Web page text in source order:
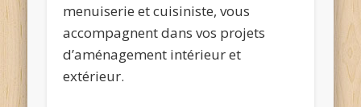
menuiserie et cuisiniste, vous
accompagnent dans vos projets
d’aménagement intérieur et
extérieur.